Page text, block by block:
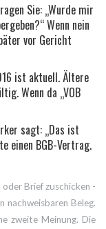
Sie: „Wurde mir
Wenn nein
vor Gericht
ist aktuell. Ältere
Wenn da „VOB
sagt: „Das ist
einen BGB-Vertrag.
oder Brief zuschicken -
nachweisbaren Beleg.
zweite Meinung. Die